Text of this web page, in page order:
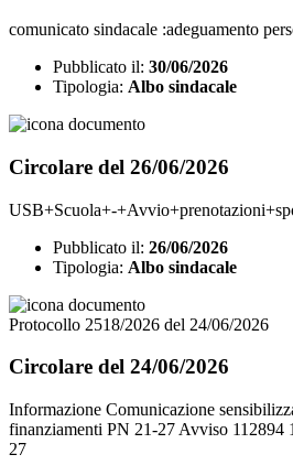
comunicato sindacale :adeguamento
Pubblicato il: 30/06/2026
Tipologia: Albo sindacale
Circolare del 26/06/2026
USB+Scuola+-
Pubblicato il: 26/06/2026
Tipologia: Albo sindacale
Protocollo 2518/2026 del 24/06/2026
Circolare del 24/06/2026
Informazione Comunicazione
finanziamenti PN 21-27 Avviso 112894
27